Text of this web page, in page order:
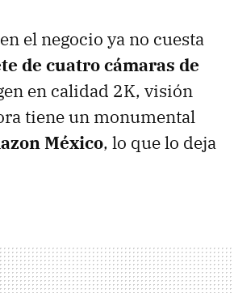
el negocio ya no cuesta
de cuatro cámaras de
en calidad 2K, visión
tiene un monumental
México, lo que lo deja